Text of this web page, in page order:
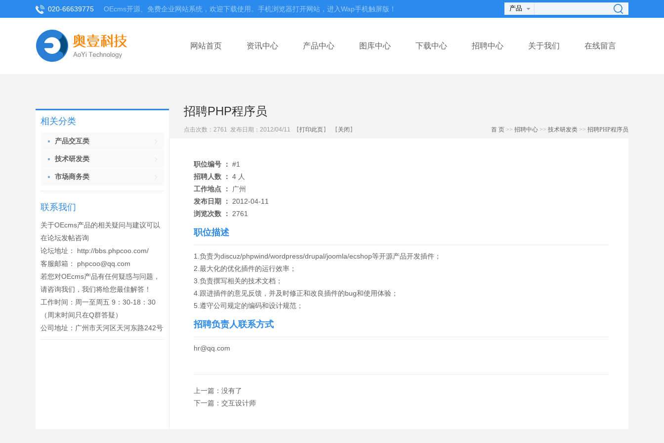
020-66639775 OEcms开源、免费企业网站系统，欢迎下载使用。手机浏览器打开网站，进入Wap手机触屏版！
网站首页 资讯中心 产品中心 图库中心 下载中心 招聘中心 关于我们 在线留言
招聘PHP程序员
点击次数： 2761 发布日期：2012/04/11 【打印此页】 【 关闭 】 首 页 >> 招聘中心 >> 技术研发类 >> 招聘PHP程序员
相关分类
产品交互类
技术研发类
市场商务类
联系我们
关于OEcms产品的相关疑问与建议可以
在论坛发帖咨询
论坛地址： http://bbs.phpcoo.com/
客服邮箱： phpcoo@qq.com
若您对OEcms产品有任何疑惑与问题，
请咨询我们，我们将给您最佳解答！
工作时间：周一至周五 9：30-18：30
（周末时间只在Q群答疑）
公司地址：广州市天河区天河东路242号
职位编号 ： #1
招聘人数 ： 4 人
工作地点 ：
广州
发布日期 ：
2012-04-11
浏览次数 ：
2761
职位描述
1.负责为discuz/phpwind/wordpress/drupal/joomla/ecshop等开源产品开发插件；
2.最大化的优化插件的运行效率；
3.负责撰写相关的技术文档；
4.跟进插件的意见反馈，并及时修正和改良插件的bug和使用体验；
5.遵守公司规定的编码和设计规范；
招聘负责人联系方式
hr@qq.com
上一篇：没有了
下一篇： 交互设计师